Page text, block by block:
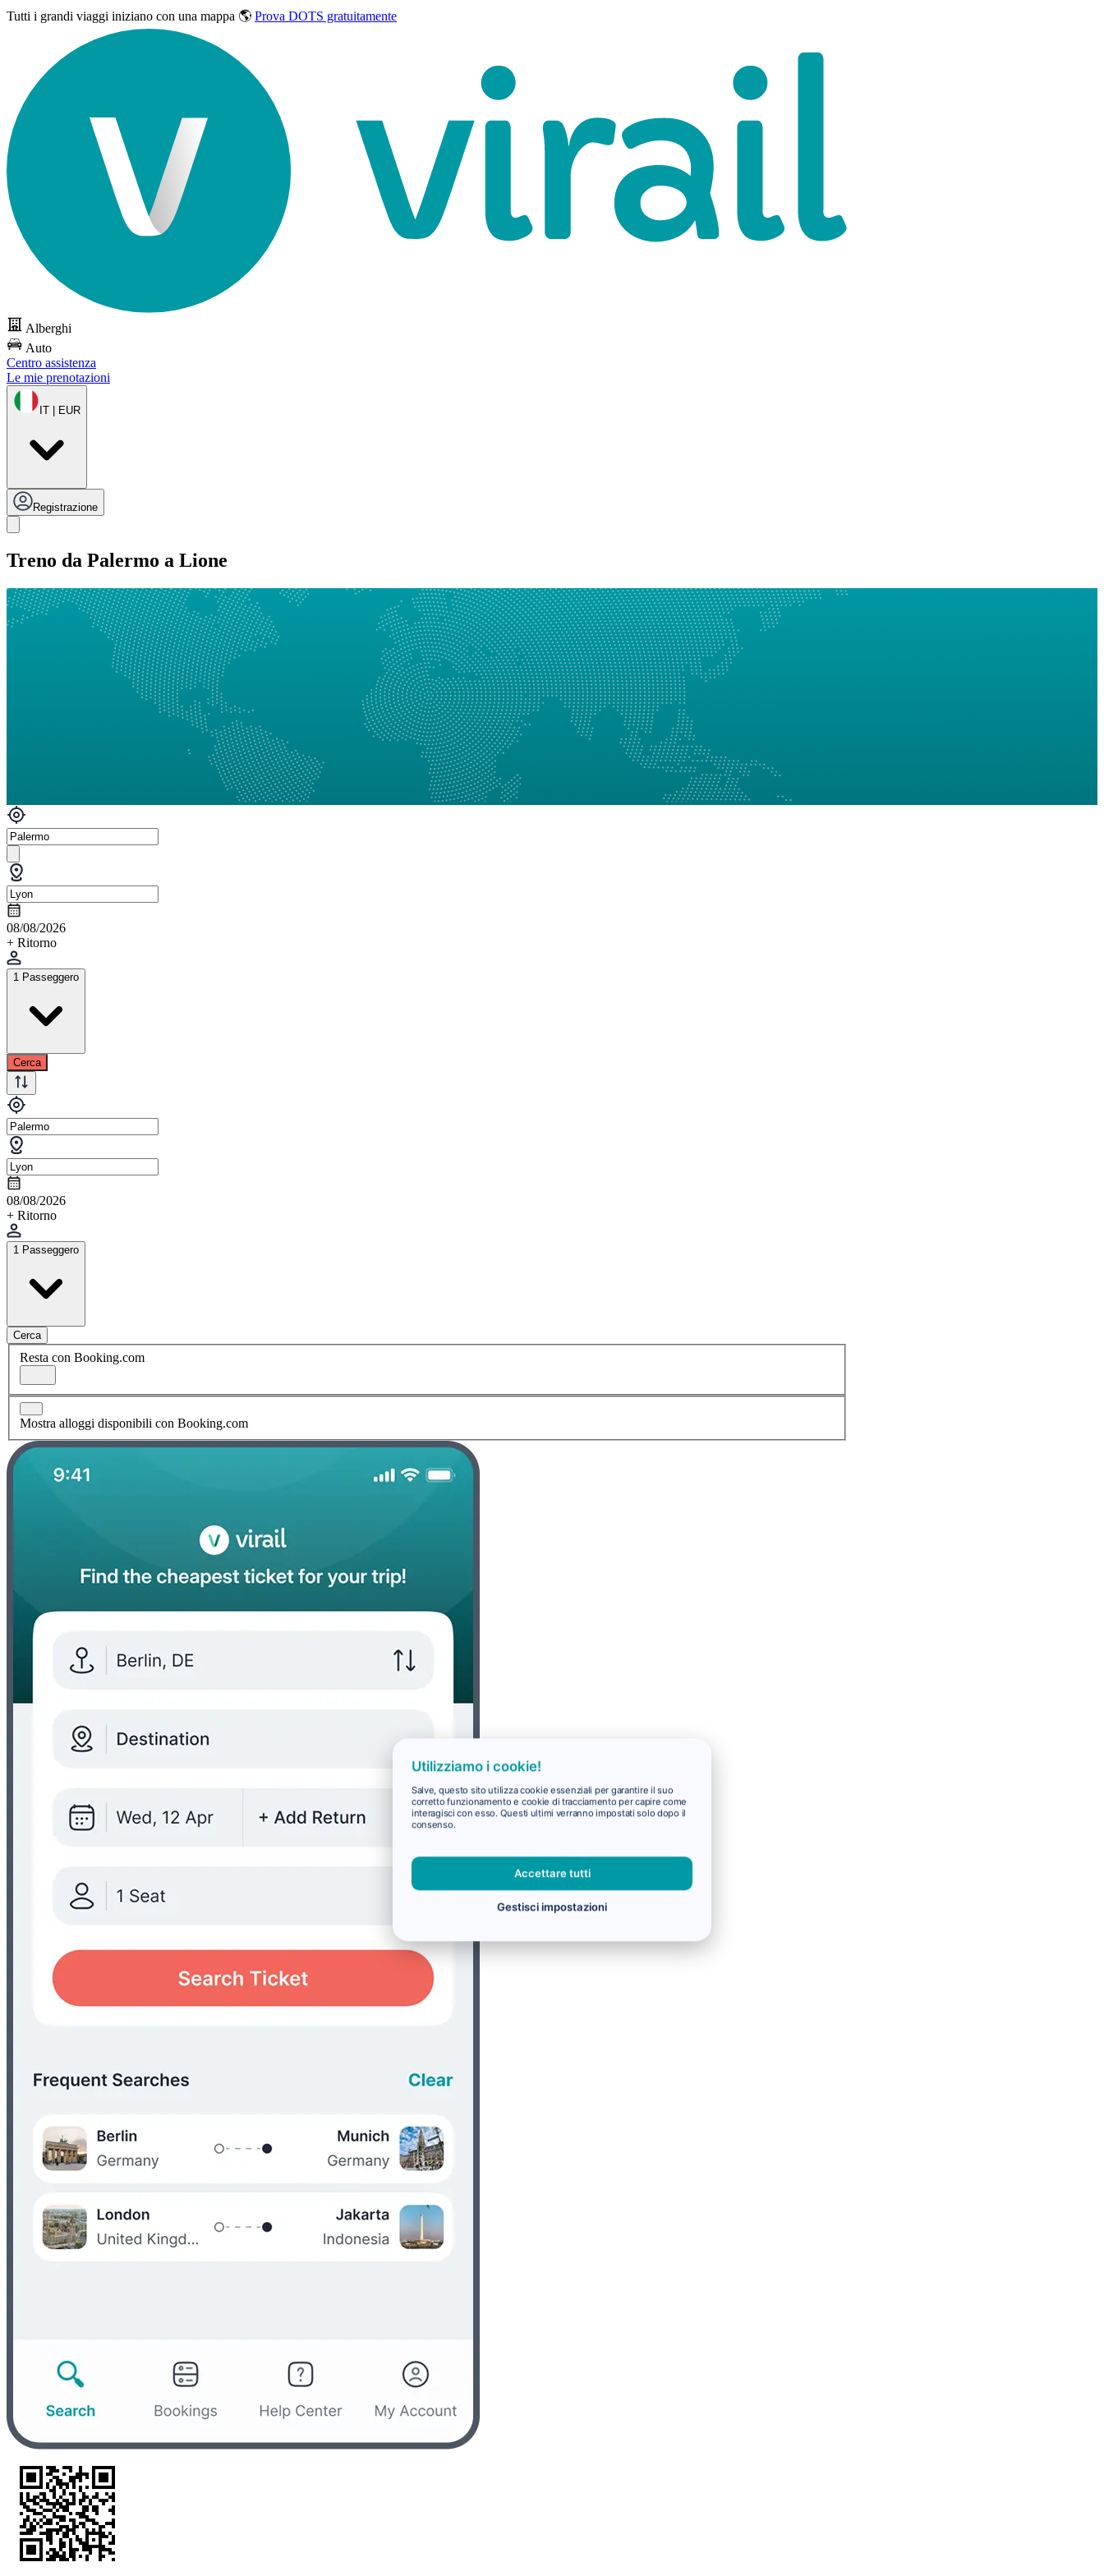
Tutti i grandi viaggi iniziano con una mappa 🌎 Prova DOTS gratuitamente
Alberghi
Auto
Centro assistenza
Le mie prenotazioni
IT | EUR
Registrazione
Treno da Palermo a Lione
08/08/2026
+ Ritorno
1 Passeggero
Cerca
08/08/2026
+ Ritorno
1 Passeggero
Cerca
Resta con Booking.com
Mostra alloggi disponibili con Booking.com
Utilizziamo i cookie!
Salve, questo sito utilizza cookie essenziali per garantire il suo
corretto funzionamento e cookie di tracciamento per capire come
interagisci con esso. Questi ultimi verranno impostati solo dopo il
consenso.
Accettare tutti
Gestisci impostazioni